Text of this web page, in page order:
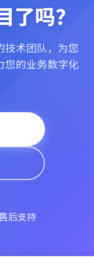
了吗？
技术团队，为您
您的业务数字化
后支持